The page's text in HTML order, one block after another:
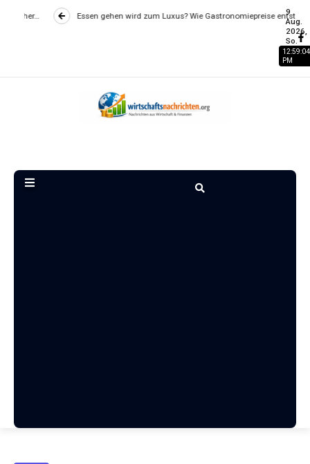
gehen wird zum Luxus? Wie Gastronomiepreise entstehen und worauf…
9
Aug.
2026,
So.
12:59:05
PM